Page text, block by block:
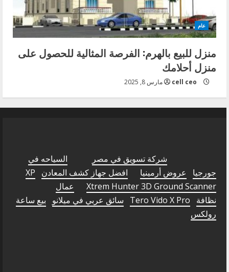
عام
منزل للبيع بالهرم: الفرصة المثالية للحصول على
منزل أحلامك
cell ceo مارس 8, 2025
شركة تسويق في مصر
السياحه في
جورجيا
عروض أرمينيا افضل جهاز كشف المعادن
XP
Xtrem Hunter 3D Ground Scanner
عمال
نظافة
Tero Vido X Pro سائق عربي في ميلانو
بيع ساعة
رولكس